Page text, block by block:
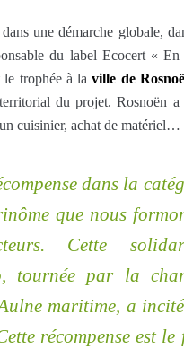
une démarche globale,
du label Ecocert «
trophée à la ville de
du projet. Rosnoën a
cuisinier, achat de matériel…
dans la
que nous
Cette
tournée par la
maritime, a
récompense est